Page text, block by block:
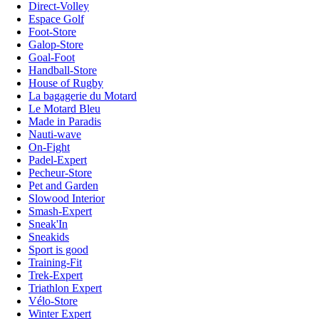
Direct-Volley
Espace Golf
Foot-Store
Galop-Store
Goal-Foot
Handball-Store
House of Rugby
La bagagerie du Motard
Le Motard Bleu
Made in Paradis
Nauti-wave
On-Fight
Padel-Expert
Pecheur-Store
Pet and Garden
Slowood Interior
Smash-Expert
Sneak'In
Sneakids
Sport is good
Training-Fit
Trek-Expert
Triathlon Expert
Vélo-Store
Winter Expert